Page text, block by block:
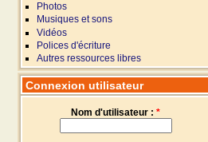
Photos
Musiques et sons
Vidéos
Polices d'écriture
Autres ressources libres
Connexion utilisateur
Nom d'utilisateur : *